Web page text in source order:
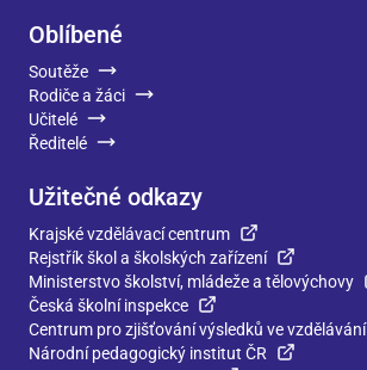
Oblíbené
Soutěže
Rodiče a žáci
Učitelé
Ředitelé
Užitečné odkazy
Krajské vzdělávací centrum
Rejstřík škol a školských zařízení
Ministerstvo školství, mládeže a tělovýchovy
Česká školní inspekce
Centrum pro zjišťování výsledků ve vzdělávání
Národní pedagogický institut ČR